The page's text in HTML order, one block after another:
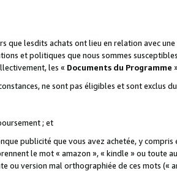
que lesdits achats ont lieu en relation avec
et politiques que nous sommes
les « Documents du Programme
ne sont pas éligibles et sont exclus
; et
publicité que vous avez achetée, y
le mot « amazon », « kindle » ou toute
ou version mal orthographiée de ces mots («